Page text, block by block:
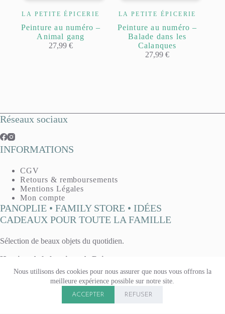
Nous utilisons des cookies pour nous assurer que nous vous offrons la
meilleure expérience possible sur notre site.
ACCEPTER REFUSER
LA PETITE ÉPICERIE
Peinture au numéro –
Animal gang
27,99€
LA PETITE ÉPICERIE
Peinture au numéro –
Balade dans les
Calanques
27,99€
Réseaux sociaux
INFORMATIONS
CGV
Retours & remboursements
Mentions Légales
Mon compte
PANOPLIE • FAMILY STORE • IDÉES
CADEAUX POUR TOUTE LA FAMILLE
Sélection de beaux objets du quotidien.
Horaires de la boutique de Reims :
Mardi, mercredi, vendredi : 10h - 13h / 14h30 - 19h
Jeudi : 14h30 - 19h
Samedi 10h - 13h / 14h - 19h
Boutique fermée le lundi & le dimanche.
15 rue Voltaire, à Reims